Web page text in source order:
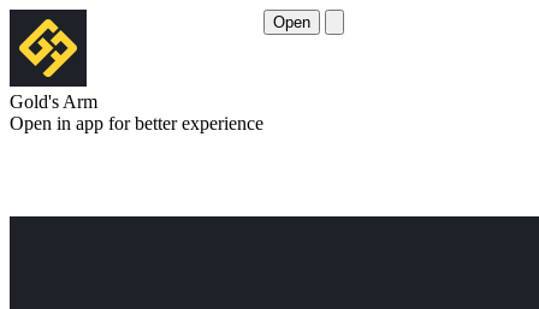
Gold's Arm
Open in app for better experience
Open